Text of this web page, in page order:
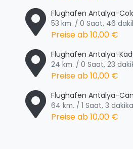
Flughafen Antalya-
53 km. / 0 Saat, 46
Preise ab10,00 €
Flughafen Antalya-
24 km. / 0 Saat, 23
Preise ab10,00 €
Flughafen Antalya-
64 km. / 1 Saat, 3 dakika
Preise ab10,00 €